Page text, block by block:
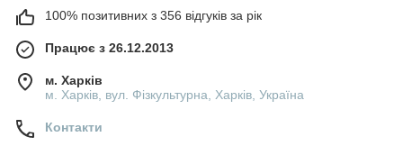
100% позитивних з 356 відгуків за рік
Працює з 26.12.2013
м. Харків
м. Харків, вул. Фізкультурна, Харків, Україна
Контакти